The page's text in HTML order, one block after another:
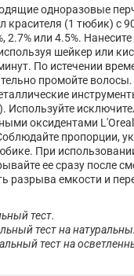
одноразовые
красителя (1 тюбик) с
2.7% или 4.5%.
шейкер или
По истечении
промойте
Используйте
оксидентами L'Oreal
пропорции,
При
ее сразу после
разрыва емкости и
тест.
тест на
тест на